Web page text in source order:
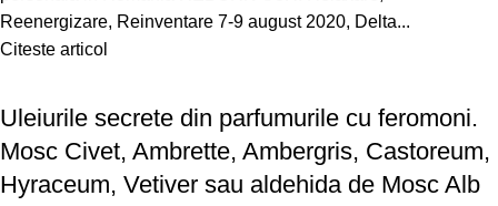
Reenergizare, Reinventare 7-9 august 2020, Delta...
Citeste articol
Uleiurile secrete din parfumurile cu feromoni.
Mosc Civet, Ambrette, Ambergris, Castoreum,
Hyraceum, Vetiver sau aldehida de Mosc Alb